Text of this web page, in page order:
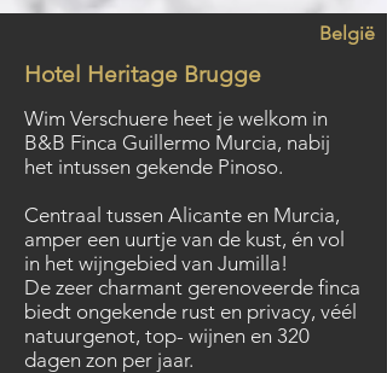
België
Hotel Heritage Brugge
Wim Verschuere heet je welkom in
B&B Finca Guillermo Murcia, nabij
het intussen gekende Pinoso.
Centraal tussen Alicante en Murcia,
amper een uurtje van de kust, én vol
in het wijngebied van Jumilla!
De zeer charmant gerenoveerde finca
biedt ongekende rust en privacy, véél
natuurgenot, top- wijnen en 320
dagen zon per jaar.